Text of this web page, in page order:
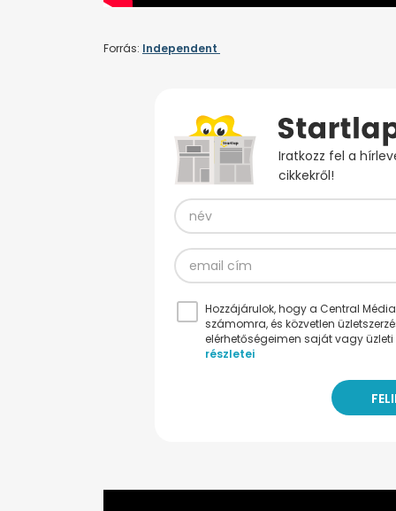
Forrás: Independent
Iratkozz fel a
cikkekről!
Hozzájárulok, hogy a Central
számomra, és közvetlen
elérhetőségeimen saját vagy
részletei